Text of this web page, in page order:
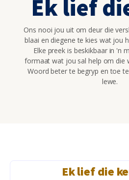
Ek lief
Ons nooi jou uit om deur die
blaai en diegene te kies wat jou
Elke preek is beskikbaar in 'n
formaat wat jou sal help om die
Woord beter te begryp en toe
lewe.
Ek lief die